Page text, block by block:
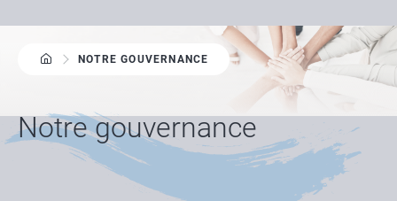
NOTRE GOUVERNANCE
Notre gouvernance